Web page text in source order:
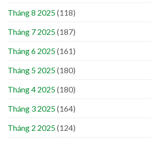
Tháng 8 2025(118)
Tháng 7 2025(187)
Tháng 6 2025(161)
Tháng 5 2025(180)
Tháng 4 2025(180)
Tháng 3 2025(164)
Tháng 2 2025(124)